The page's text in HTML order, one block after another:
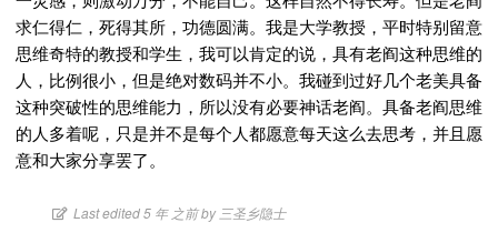
求仁得仁，死得其所，功德圆满。我是大学教授，平时特别留意
思维奇特的教授和学生，我可以肯定的说，具有老阎这种思维的
人，比例很小，但是绝对数码并不小。我碰到过好几个老美具备
这种突破性的思维能力，所以没有必要神话老阎。具备老阎思维
的人多着呢，只是并不是每个人都愿意每天这么去思考，并且愿
意和大家分享罢了。
Last edited 5 年 之前 by 三圣乡隐士